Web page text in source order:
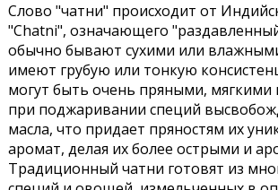
Слово "чатни" происходит от
"Chatni", означающего
обычно бывают сухими или
имеют грубую или тонкую
могут быть очень пряными, мягкими
при поджаривании специй
масла, что придает пряностям их
аромат, делая их более острыми и
Традиционный чатни готовят из